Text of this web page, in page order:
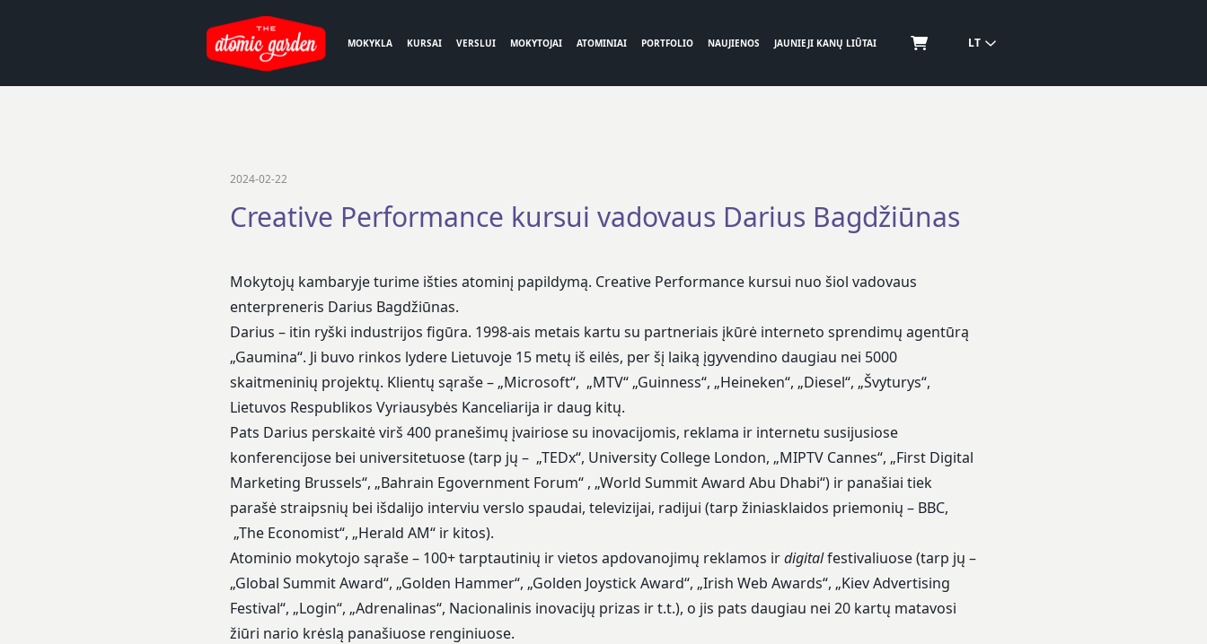
MOKYKLA KURSAI VERSLUI MOKYTOJAI ATOMINIAI PORTFOLIO NAUJIENOS JAUNIEJI KANŲ LIŪTAI LT
2024-02-22
Creative Performance kursui vadovaus Darius Bagdžiūnas
Mokytojų kambaryje turime išties atominį papildymą. Creative Performance kursui nuo šiol vadovaus
enterpreneris Darius Bagdžiūnas.
Darius – itin ryški industrijos figūra. 1998-ais metais kartu su partneriais įkūrė interneto sprendimų agentūrą
„Gaumina“. Ji buvo rinkos lydere Lietuvoje 15 metų iš eilės, per šį laiką įgyvendino daugiau nei 5000
skaitmeninių projektų. Klientų sąraše – „Microsoft“, „MTV“ „Guinness“, „Heineken“, „Diesel“, „Švyturys“,
Lietuvos Respublikos Vyriausybės Kanceliarija ir daug kitų.
Pats Darius perskaitė virš 400 pranešimų įvairiose su inovacijomis, reklama ir internetu susijusiose
konferencijose bei universitetuose (tarp jų – „TEDx“, University College London, „MIPTV Cannes“, „First Digital
Marketing Brussels“, „Bahrain Egovernment Forum“ , „World Summit Award Abu Dhabi“) ir panašiai tiek
parašė straipsnių bei išdalijo interviu verslo spaudai, televizijai, radijui (tarp žiniasklaidos priemonių – BBC,
„The Economist“, „Herald AM“ ir kitos).
Atominio mokytojo sąraše – 100+ tarptautinių ir vietos apdovanojimų reklamos irdigitalfestivaliuose (tarp jų –
„Global Summit Award“, „Golden Hammer“, „Golden Joystick Award“, „Irish Web Awards“, „Kiev Advertising
Festival“, „Login“, „Adrenalinas“, Nacionalinis inovacijų prizas ir t.t.), o jis pats daugiau nei 20 kartų matavosi
žiūri nario krėslą panašiuose renginiuose.